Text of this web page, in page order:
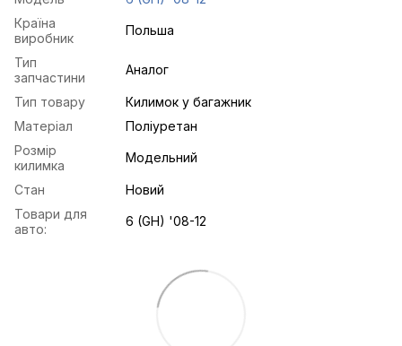
Країна
виробник
Польша
Тип
запчастини
Аналог
Тип товару
Килимок у багажник
Матеріал
Поліуретан
Розмір
килимка
Модельний
Стан
Новий
Товари для
авто:
6 (GH) '08-12